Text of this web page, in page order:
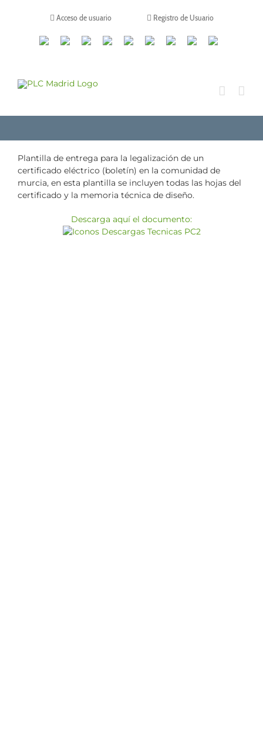
Acceso de usuario Registro de Usuario
CanalesLinkedinYoutubeTiktokFacebookInstagram
X TwitchContacto
Plantilla de entrega para la legalización de un
certificado eléctrico (boletín) en la comunidad de
murcia, en esta plantilla se incluyen todas las hojas del
certificado y la memoria técnica de diseño.
Descarga aquí el documento: